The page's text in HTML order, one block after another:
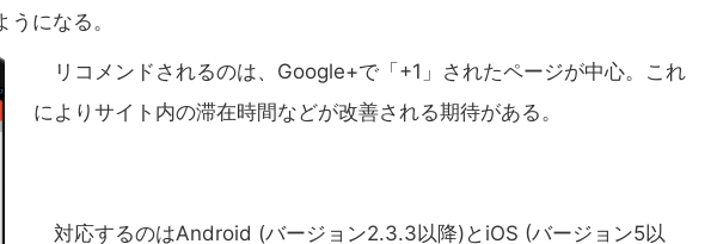
になる。
リコメンドされるのは、Google+で「+1」されたページが中心。これ
によりサイト内の滞在時間などが改善される期待がある。
対応するのはAndroid (バージョン2.3.3以降)とiOS (バージョン5以